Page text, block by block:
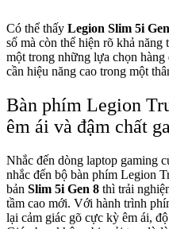
Có thể thấy Legion Slim 5i
số mà còn thể hiện rõ khả
một trong những lựa chọn
cần hiệu năng cao trong một
Bàn phím Legion
êm ái và đậm chất
Nhắc đến dòng laptop gaming
nhắc đến bộ bàn phím Legion
bản Slim 5i Gen 8 thì trải
tầm cao mới. Với hành trình
lại cảm giác gõ cực kỳ êm ái,